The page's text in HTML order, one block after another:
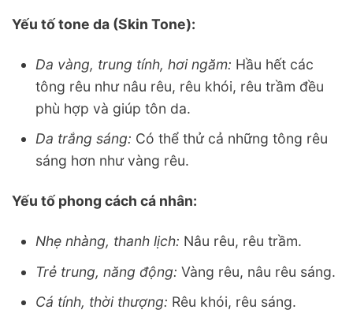
Yếu tố tone da (Skin Tone):
Da vàng, trung tính, hơi ngăm: Hầu hết các
tông rêu như nâu rêu, rêu khói, rêu trầm đều
phù hợp và giúp tôn da.
Da trắng sáng: Có thể thử cả những tông rêu
sáng hơn như vàng rêu.
Yếu tố phong cách cá nhân:
Nhẹ nhàng, thanh lịch: Nâu rêu, rêu trầm.
Trẻ trung, năng động: Vàng rêu, nâu rêu sáng.
Cá tính, thời thượng: Rêu khói, rêu sáng.